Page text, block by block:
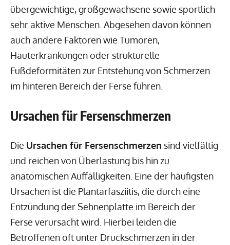
übergewichtige, großgewachsene sowie sportlich
sehr aktive Menschen. Abgesehen davon können
auch andere Faktoren wie Tumoren,
Hauterkrankungen oder strukturelle
Fußdeformitäten zur Entstehung von Schmerzen
im hinteren Bereich der Ferse führen.
Ursachen für Fersenschmerzen
Die Ursachen für Fersenschmerzen sind vielfältig
und reichen von Überlastung bis hin zu
anatomischen Auffälligkeiten. Eine der häufigsten
Ursachen ist die Plantarfasziitis, die durch eine
Entzündung der Sehnenplatte im Bereich der
Ferse verursacht wird. Hierbei leiden die
Betroffenen oft unter Druckschmerzen in der